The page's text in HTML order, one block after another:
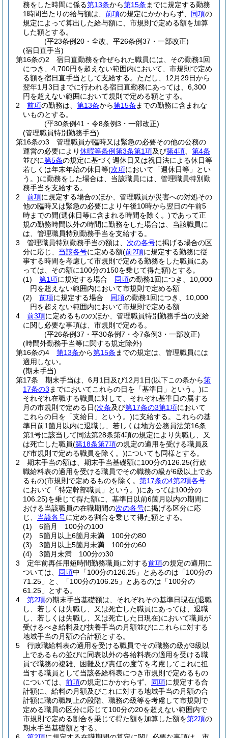
務をした時間に係る第13条から第15条 までに規定する勤務
1時間当たりの給与額は、 前項の規定にかかわらず、 同項の
規定によって算出した給与額に、市規則で定める額を加算
した額とする。
(平23条例20・全改、平26条例37・一部改正)
(宿日直手当)
第16条の2
宿日直勤務を命ぜられた職員には、その勤務1回
につき、4,700円を超えない範囲内において、市規則で定め
る額を宿日直手当として支給する。 ただし、12月29日から
翌年1月3日までに行われる宿日直勤務にあっては、6,300
円を超えない範囲において規則で定める額とする。
2
前項の勤務は、 第13条から第15条 までの勤務に含まれな
いものとする。
(平30条例41・令8条例3・一部改正)
(管理職員特別勤務手当)
第16条の3
管理職員が臨時又は緊急の必要その他の公務の
運営の必要により休暇等条例第3条第1項及び第4項
第4条
並びに第5条の規定に基づく週休日又は祝日法による休日等
若しくは年末年始の休日等(次項において「週休日等」とい
う。)に勤務をした場合は、当該職員には、管理職員特別勤
務手当を支給する。
2
前項に規定する場合のほか、管理職員が災害への対処その
他の臨時又は緊急の必要により午後10時から翌日の午前5
時までの間(週休日等に含まれる時間を除く。)であって正
規の勤務時間以外の時間に勤務をした場合は、当該職員に
は、管理職員特別勤務手当を支給する。
3
管理職員特別勤務手当の額は、 次の各号に掲げる場合の区
分に応じ、 当該各号に定める額(前2項に規定する勤務に従
事する時間を考慮して市規則で定める勤務をした職員にあ
っては、その額に100分の150を乗じて得た額)とする。
(1)
第1項に規定する場合 同項の勤務1回につき、10,000
円を超えない範囲内において市規則で定める額
(2)
前項に規定する場合 同項の勤務1回につき、10,000
円を超えない範囲内において市規則で定める額
4
前3項に定めるもののほか、管理職員特別勤務手当の支給
に関し必要な事項は、市規則で定める。
(平26条例37・平30条例7・令7条例3・一部改正)
(時間外勤務手当等に関する規定除外)
第16条の4
第13条から第15条 までの規定は、管理職員には
適用しない。
(期末手当)
第17条
期末手当は、6月1日及び12月1日(以下この条から第
17条の3 までにおいてこれらの日を「基準日」という。)に
それぞれ在職する職員に対して、それぞれ基準日の属する
月の市規則で定める日(次条及び第17条の3第1項において
これらの日を「支給日」という。)に支給する。
これらの基
準日前1箇月以内に退職し、若しくは地方公務員法第16条
第1号に該当して同法第28条第4項の規定により失職し、又
は死亡した職員(第18条第7項の規定の適用を受ける職員及
び市規則で定める職員を除く。)についても同様とする。
2
期末手当の額は、期末手当基礎額に100分の126.25(行政
職給料表の適用を受ける職員でその職務の級が6級以上であ
るもの(市規則で定めるものを除く。 第17条の4第2項各号
において「特定幹部職員」という。)にあっては100分の
106.25)を乗じて得た額に、基準日以前6箇月以内の期間に
おける当該職員の在職期間の次の各号に掲げる区分に応
じ、 当該各号に定める割合を乗じて得た額とする。
(1)
6箇月 100分の100
(2)
5箇月以上6箇月未満 100分の80
(3)
3箇月以上5箇月未満 100分の60
(4)
3箇月未満 100分の30
3
定年前再任用短時間勤務職員に対する前項の規定の適用に
ついては、 同項中「100分の126.25」とあるのは「100分の
71.25」と、「100分の106.25」とあるのは「100分の
61.25」とする。
4
第2項の期末手当基礎額は、それぞれその基準日現在(退職
し、若しくは失職し、又は死亡した職員にあっては、退職
し、若しくは失職し、又は死亡した日現在)において職員が
受けるべき給料及び扶養手当の月額並びにこれらに対する
地域手当の月額の合計額とする。
5
行政職給料表の適用を受ける職員でその職務の級が3級以
上であるもの並びに同表以外の各給料表の適用を受ける職
員で職務の複雑、困難及び責任の度等を考慮してこれに担
当する職員として当該各給料表につき市規則で定めるもの
については、 前項の規定にかかわらず、 同項に規定する合
計額に、給料の月額及びこれに対する地域手当の月額の合
計額に職の職制上の段階、職務の級等を考慮して市規則で
定める職員の区分に応じて100分の20を超えない範囲内で
市規則で定める割合を乗じて得た額を加算した額を第2項の
期末手当基礎額とする。